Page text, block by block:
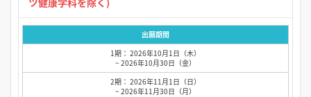
出願期間
1期： 2026年10月1日（木）
~ 2026年10月30日（金）
2期： 2026年11月1日（日）
~ 2026年11月30日（月）